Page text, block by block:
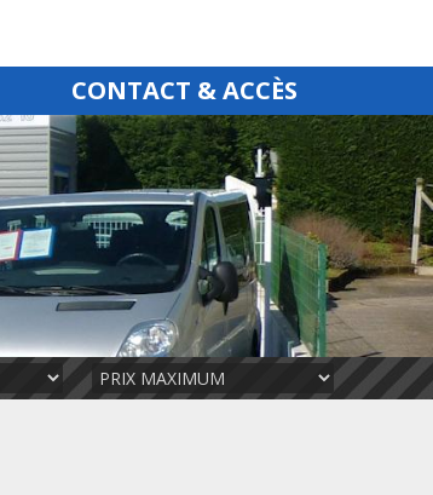
CONTACT & ACCÈS